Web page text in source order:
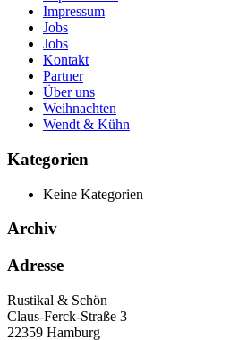
Impressum
Jobs
Jobs
Kontakt
Partner
Über uns
Weihnachten
Wendt & Kühn
Kategorien
Keine Kategorien
Archiv
Adresse
Rustikal & Schön
Claus-Ferck-Straße 3
22359 Hamburg